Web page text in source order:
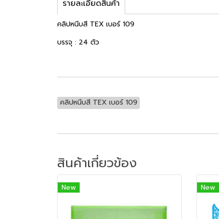
รายละเอียดสินค้า
คลิปหนีบสี TEX เบอร์ 109
บรรจุ : 24 ตัว
คลิปหนีบสี TEX เบอร์ 109
สินค้าเกี่ยวข้อง
New New